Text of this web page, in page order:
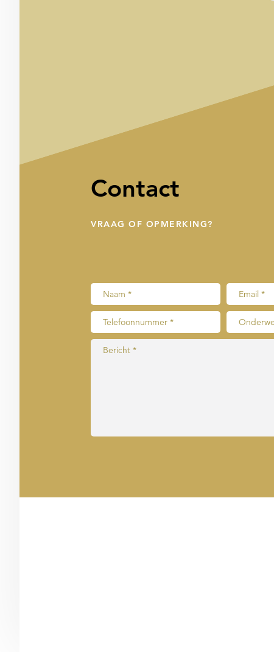
Contact
VRAAG OF OPMERKING?